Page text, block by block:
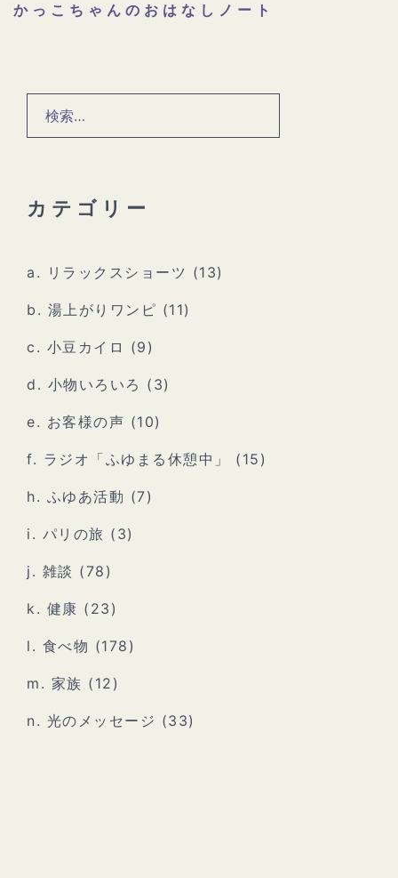
かっこちゃんのおはなしノート
索:
カテゴリー
a. リラックスショーツ (13)
b. 湯上がりワンピ (11)
c. 小豆カイロ (9)
d. 小物いろいろ (3)
e. お客様の声 (10)
f. ラジオ「ふゆまる休憩中」 (15)
h. ふゆあ活動 (7)
i. パリの旅 (3)
j. 雑談 (78)
k. 健康 (23)
l. 食べ物 (178)
m. 家族 (12)
n. 光のメッセージ (33)